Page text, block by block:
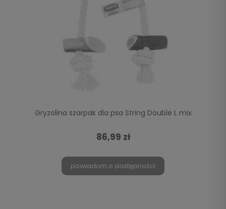
Gryzolina szarpak dla psa String Double L mix
86,99 zł
powiadom o dostępności